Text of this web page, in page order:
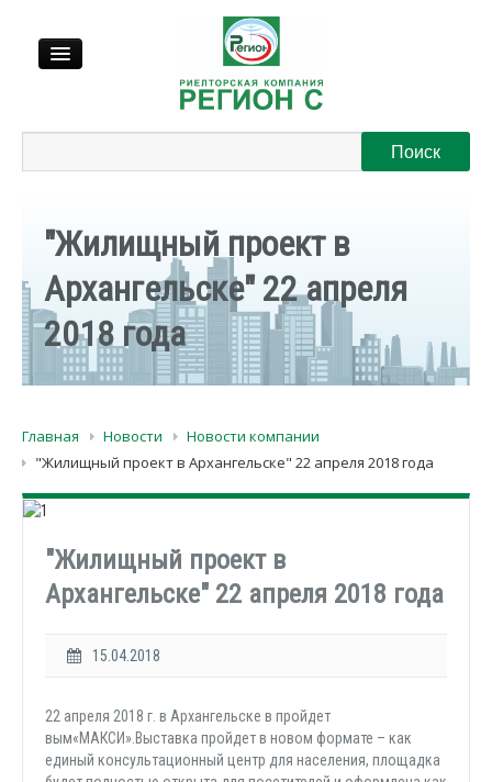
Выкуп
Регионы
Контакты
"Жилищный проект в
Архангельске" 22 апреля
2018 года
Главная Новости
Новости компании
"Жилищный проект в Архангельске" 22 апреля 2018 года
"Жилищный проект в
Архангельске" 22 апреля 2018 года
15.04.2018
22 апреля 2018 г. в Архангельске в пройдет
вым«МАКСИ».Выставка пройдет в новом формате – как
единый консультационный центр для населения, площадка